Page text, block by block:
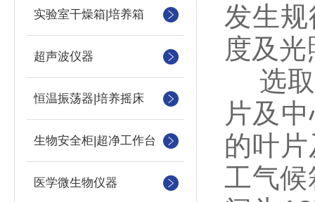
实验室干燥箱|培养箱
超声波仪器
恒温振荡器|培养摇床
生物安全柜|超净工作台
医学微生物仪器
发生
度及
选取
片及
的叶
工气